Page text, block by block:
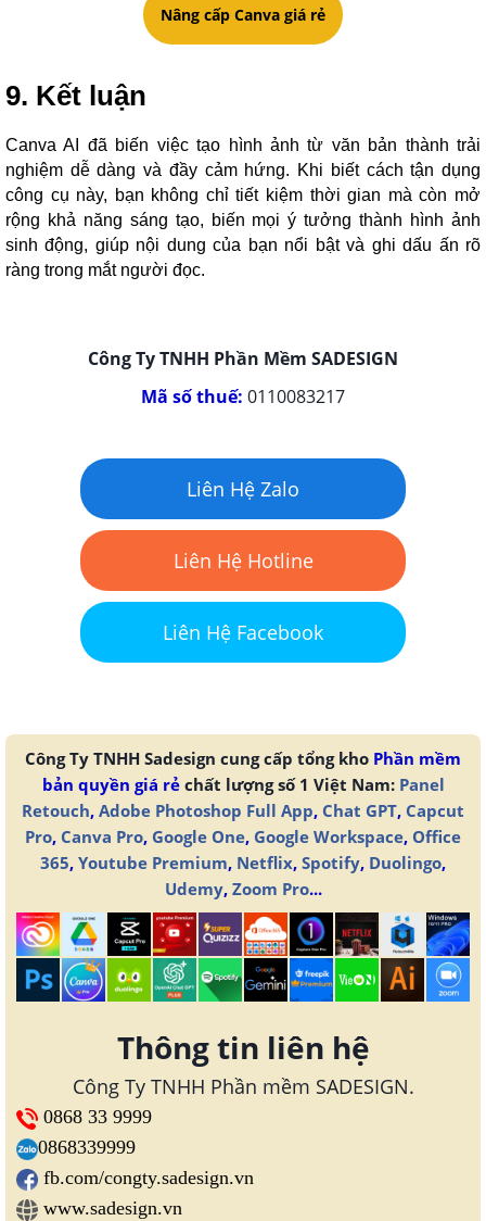
Nâng cấp Canva giá rẻ
9. Kết luận
Canva AI đã biến việc tạo hình ảnh từ văn bản thành trải
nghiệm dễ dàng và đầy cảm hứng. Khi biết cách tận dụng
công cụ này, bạn không chỉ tiết kiệm thời gian mà còn mở
rộng khả năng sáng tạo, biến mọi ý tưởng thành hình ảnh
sinh động, giúp nội dung của bạn nổi bật và ghi dấu ấn rõ
ràng trong mắt người đọc.
Công Ty TNHH Phần Mềm SADESIGN
Mã số thuế: 0110083217
Liên Hệ Zalo
Liên Hệ Hotline
Liên Hệ Facebook
Công Ty TNHH Sadesign cung cấp tổng kho Phần mềm
bản quyền giá rẻchất lượng số 1 Việt Nam: Panel
Retouch, Adobe Photoshop Full App, Chat GPT, Capcut
Pro, Canva Pro, Google One, Google Workspace, Office
365, Youtube Premium, Netflix, Spotify, Duolingo,
Udemy, Zoom Pro...
Thông tin liên hệ
Công Ty TNHH Phần mềm SADESIGN.
0868 33 9999
0868339999
fb.com/congty.sadesign.vn
www.sadesign.vn